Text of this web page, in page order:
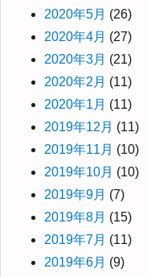
2020年5月 (26)
2020年4月 (27)
2020年3月 (21)
2020年2月 (11)
2020年1月 (11)
2019年12月 (11)
2019年11月 (10)
2019年10月 (10)
2019年9月 (7)
2019年8月 (15)
2019年7月 (11)
2019年6月 (9)